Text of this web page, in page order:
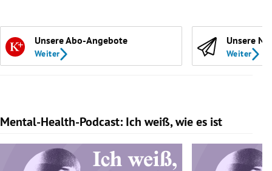
Unsere Abo-Angebote
Weiter
Unsere
Weiter
Mental-Health-Podcast: Ich weiß, wie es ist
Slide 1 von 7